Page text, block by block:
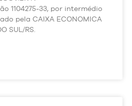
1104275-33, por intermédio
pela CAIXA ECONOMICA
SUL/RS.